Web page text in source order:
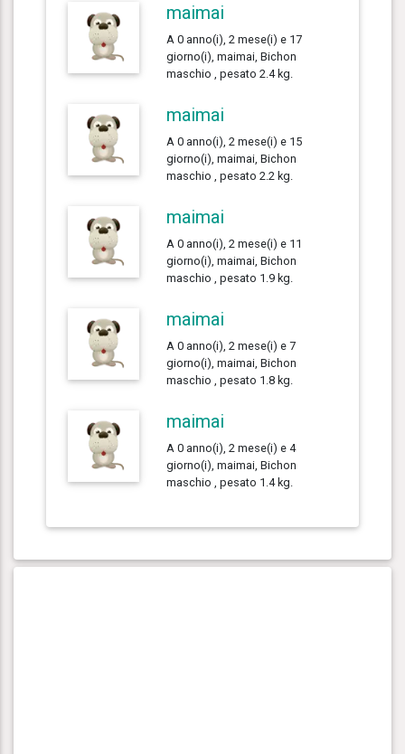
maimai
A 0 anno(i), 2 mese(i) e 17
giorno(i), maimai, Bichon
maschio , pesato 2.4 kg.
maimai
A 0 anno(i), 2 mese(i) e 15
giorno(i), maimai, Bichon
maschio , pesato 2.2 kg.
maimai
A 0 anno(i), 2 mese(i) e 11
giorno(i), maimai, Bichon
maschio , pesato 1.9 kg.
maimai
A 0 anno(i), 2 mese(i) e 7
giorno(i), maimai, Bichon
maschio , pesato 1.8 kg.
maimai
A 0 anno(i), 2 mese(i) e 4
giorno(i), maimai, Bichon
maschio , pesato 1.4 kg.